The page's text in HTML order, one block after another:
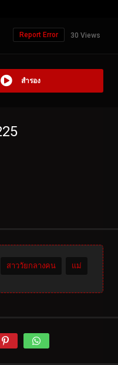
30 Views
Report Error
สำรอง
สาววัยกลางคน แม่